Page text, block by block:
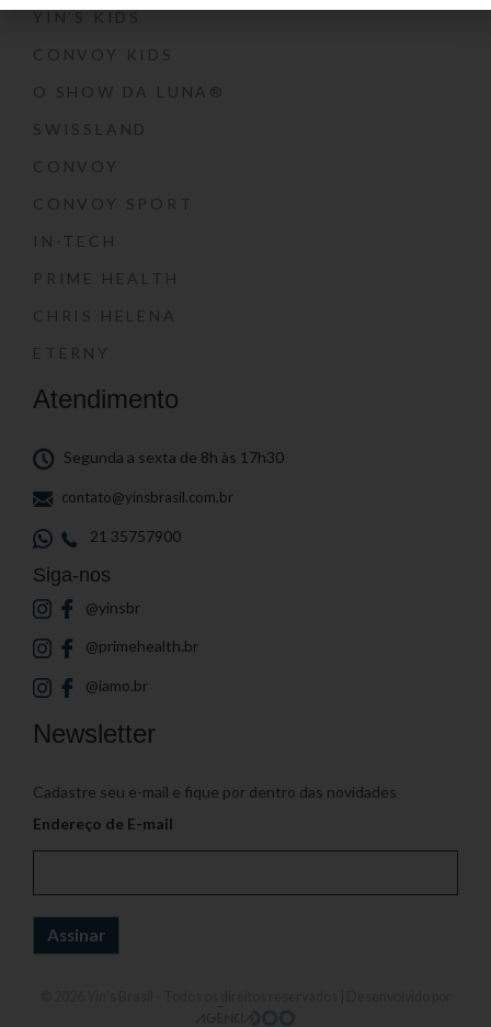
YIN’S KIDS
CONVOY KIDS
O SHOW DA LUNA®
SWISSLAND
CONVOY
CONVOY SPORT
IN-TECH
PRIME HEALTH
CHRIS HELENA
ETERNY
Atendimento
Segunda a sexta de 8h às 17h30
contato@yinsbrasil.com.br
21 35757900
Siga-nos
@yinsbr
@primehealth.br
@iamo.br
Newsletter
Cadastre seu e-mail e fique por dentro das novidades
Endereço de E-mail